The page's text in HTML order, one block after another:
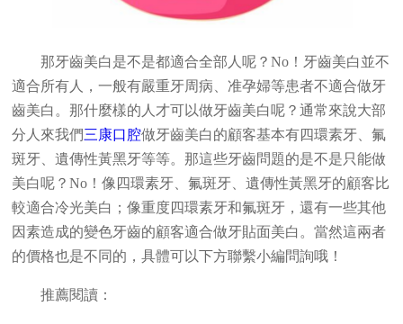
那牙齒美白是不是都適合全部人呢？No！牙齒美白並不
適合所有人，一般有嚴重牙周病、准孕婦等患者不適合做牙
齒美白。那什麼樣的人才可以做牙齒美白呢？通常來說大部
分人來我們三康口腔做牙齒美白的顧客基本有四環素牙、氟
斑牙、遺傳性黃黑牙等等。那這些牙齒問題的是不是只能做
美白呢？No ！像四環素牙、氟斑牙、遺傳性黃黑牙的顧客比
較適合冷光美白；像重度四環素牙和氟斑牙，還有一些其他
因素造成的變色牙齒的顧客適合做牙貼面美白。當然這兩者
的價格也是不同的，具體可以下方聯繫小編問詢哦！
推薦閱讀：